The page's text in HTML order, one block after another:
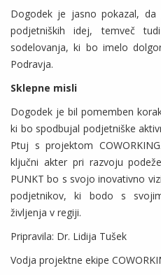
Dogodek je jasno pokazal,
podjetniških idej, temveč
sodelovanja, ki bo imelo
Podravja.
Sklepne misli
Dogodek je bil pomemben
ki bo spodbujal podjetniške
Ptuj s projektom
ključni akter pri razvoju
PUNKT bo s svojo inovativno
podjetnikov, ki bodo s
življenja v regiji.
Pripravila: Dr. Lidija Tušek
Vodja projektne ekipe